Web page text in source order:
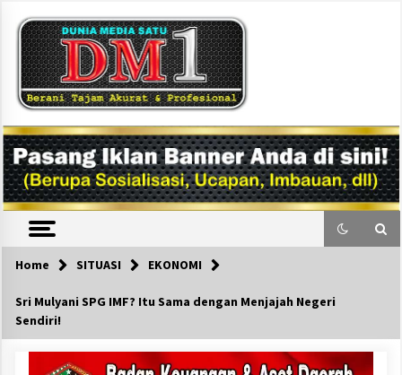
content
DM1
Home SITUASI EKONOMI
Sri Mulyani SPG IMF? Itu Sama dengan Menjajah Negeri
Sendiri!